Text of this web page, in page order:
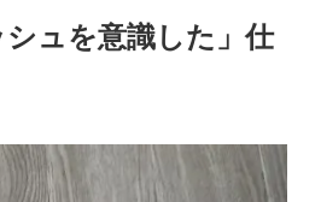
ュを意識した」仕